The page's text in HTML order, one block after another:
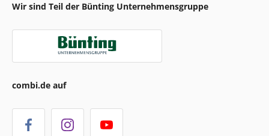
Wir sind Teil der Bünting Unternehmensgruppe
combi.de auf